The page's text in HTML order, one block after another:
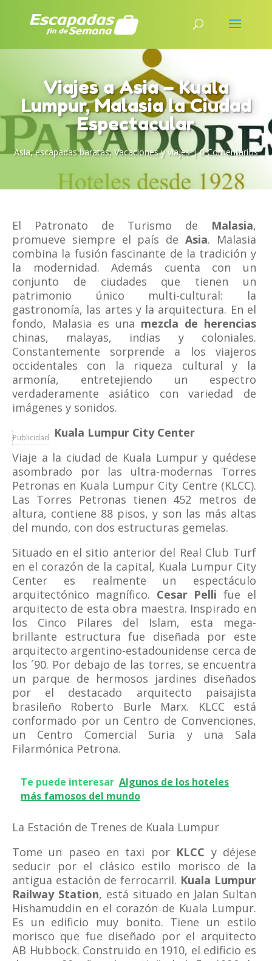
Viajes a Asia – Kuala
Lumpur, Malasia la Ciudad
Espectacular
Asia,escapadas baratas, Vacaciones y viajes|0 Comentarios
El Patronato de Turismo de Malasia,
promueve siempre el país deAsia. Malasia
combina la fusión fascinante de la tradición y
la modernidad. Además cuenta con un
conjunto de ciudades que tienen un
patrimonio único multi-cultural: la
gastronomía, las artes y la arquitectura. En el
fondo, Malasia es una mezcla de herencias
chinas, malayas, indias y coloniales.
Constantemente sorprende a los viajeros
occidentales con la riqueza cultural y la
armonía, entretejiendo un espectro
verdaderamente asiático con variedad de
imágenes y sonidos.
Publicidad
Kuala Lumpur City Center
Viaje a la ciudad de Kuala Lumpur y quédese
asombrado por las ultra-modernas Torres
Petronas en Kuala Lumpur City Centre (KLCC).
Las Torres Petronas tienen 452 metros de
altura, contiene 88 pisos, y son las más altas
del mundo, con dos estructuras gemelas.
Situado en el sitio anterior del Real Club Turf
en el corazón de la capital, Kuala Lumpur City
Center es realmente un espectáculo
arquitectónico magnífico. Cesar Pelli fue el
arquitecto de esta obra maestra. Inspirado en
los Cinco Pilares del Islam, esta mega-
brillante estructura fue diseñada por este
arquitecto argentino-estadounidense cerca de
los ´90. Por debajo de las torres, se encuentra
un parque de hermosos jardines diseñados
por el destacado arquitecto paisajista
brasileño Roberto Burle Marx. KLCC está
conformado por un Centro de Convenciones,
un Centro Comercial Suria y una Sala
Filarmónica Petrona.
Te puede interesar Algunos de los hoteles
más famosos del mundo
La Estación de Trenes de Kuala Lumpur
Tome un paseo en taxi por KLCC y déjese
seducir por el clásico estilo morisco de la
antigua estación de ferrocarril. Kuala Lumpur
Railway Station, está situado en Jalan Sultan
Hishamuddin en el corazón de Kuala Lumpur.
Es un edificio muy bonito. Tiene un estilo
morisco que fue diseñado por el arquitecto
AB Hubbock. Construido en 1910, el edificio es